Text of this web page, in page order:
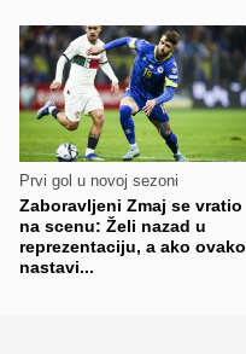
Prvi gol u novoj sezoni
Zaboravljeni Zmaj se vratio
na scenu: Želi nazad u
reprezentaciju, a ako ovako
nastavi...